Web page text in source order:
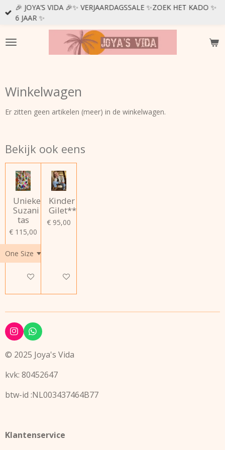
Ga
direct
de
🎉 JOYA’S VIDA 🎉✨ VERJAARDAGSSALE ✨ZOEK HET KADO ✨
6 JAAR ✨
Winkelwagen
Er zitten geen artikelen (meer) in de winkelwagen.
Bekijk ook eens
Unieke
Suzani
tas
€ 115,00
In winkelwagen
Kinder
Gilet**
€ 95,00
In winkelwagen
I
n
s
t
g
m
W
h
a
t
A
p
© 2025 Joya's Vida
kvk: 80452647
btw-id :NL003437464B77
Klantenservice